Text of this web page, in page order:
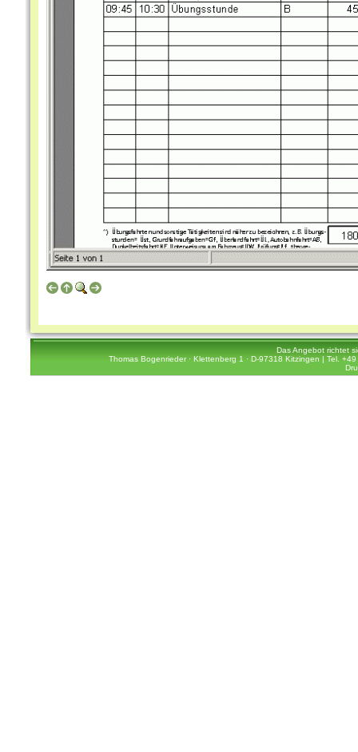
Das Angebot richtet
Thomas Bogenrieder · Klettenberg 1 · D-97318 Kitzingen | Tel.